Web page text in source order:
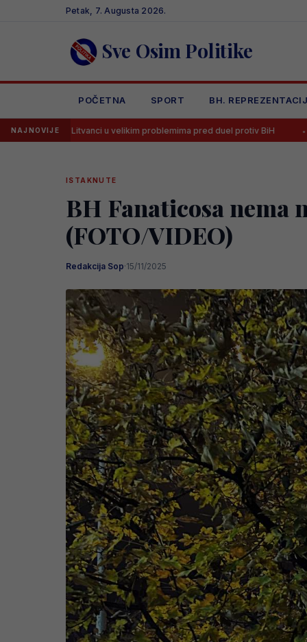
Petak, 7. Augusta 2026.
Sve Osim Politike
POČETNA SPORT BH.
NAJNOVIJE
problemima pred duel protiv BiH Strijelac Zmajeva na
ISTAKNUTE
BH Fanaticosa
(FOTO/VIDEO)
Redakcija Sop·15/11/2025